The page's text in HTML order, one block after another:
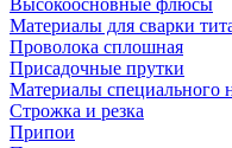
Высокоосновные флюсы
Материалы для сварки
Проволока сплошная
Присадочные прутки
Материалы специального
Строжка и резка
Припои